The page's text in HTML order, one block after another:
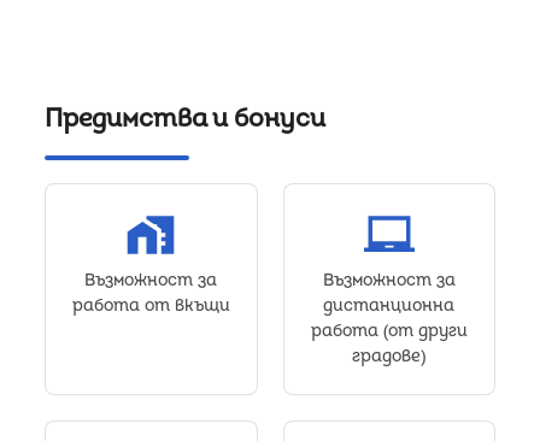
Предимства и бонуси
home_work
Възможност за
работа от вкъщи
laptop_chromebook
Възможност за
дистанционна
работа (от други
градове)